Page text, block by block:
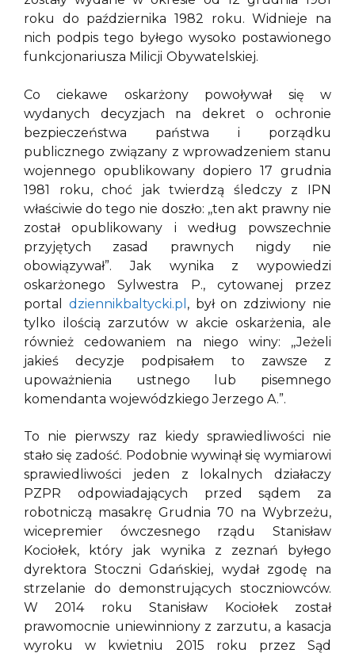
roku do października 1982 roku. Widnieje na
nich podpis tego byłego wysoko postawionego
funkcjonariusza Milicji Obywatelskiej.
Co ciekawe oskarżony powoływał się w
wydanych decyzjach na dekret o ochronie
bezpieczeństwa państwa i porządku
publicznego związany z wprowadzeniem stanu
wojennego opublikowany dopiero 17 grudnia
1981 roku, choć jak twierdzą śledczy z IPN
właściwie do tego nie doszło: ,,ten akt prawny nie
został opublikowany i według powszechnie
przyjętych zasad prawnych nigdy nie
obowiązywał”. Jak wynika z wypowiedzi
oskarżonego Sylwestra P., cytowanej przez
portal dziennikbaltycki.pl , był on zdziwiony nie
tylko ilością zarzutów w akcie oskarżenia, ale
również cedowaniem na niego winy: ,,Jeżeli
jakieś decyzje podpisałem to zawsze z
upoważnienia ustnego lub pisemnego
komendanta wojewódzkiego Jerzego A.”.
To nie pierwszy raz kiedy sprawiedliwości nie
stało się zadość. Podobnie wywinął się wymiarowi
sprawiedliwości jeden z lokalnych działaczy
PZPR odpowiadających przed sądem za
robotniczą masakrę Grudnia 70 na Wybrzeżu,
wicepremier ówczesnego rządu Stanisław
Kociołek, który jak wynika z zeznań byłego
dyrektora Stoczni Gdańskiej, wydał zgodę na
strzelanie do demonstrujących stoczniowców.
W 2014 roku Stanisław Kociołek został
prawomocnie uniewinniony z zarzutu, a kasacja
wyroku w kwietniu 2015 roku przez Sąd